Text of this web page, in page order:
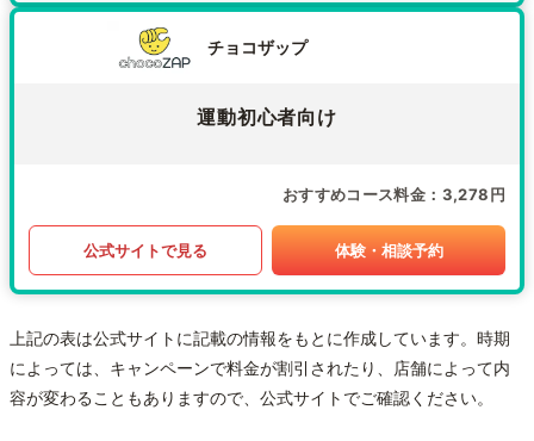
チョコザップ
運動初心者向け
おすすめコース料金 3,278円
公式サイトで見る 体験・相談予約
上記の表は公式サイトに記載の情報をもとに作成しています。時期
によっては、キャンペーンで料金が割引されたり、店舗によって内
容が変わることもありますので、公式サイトでご確認ください。